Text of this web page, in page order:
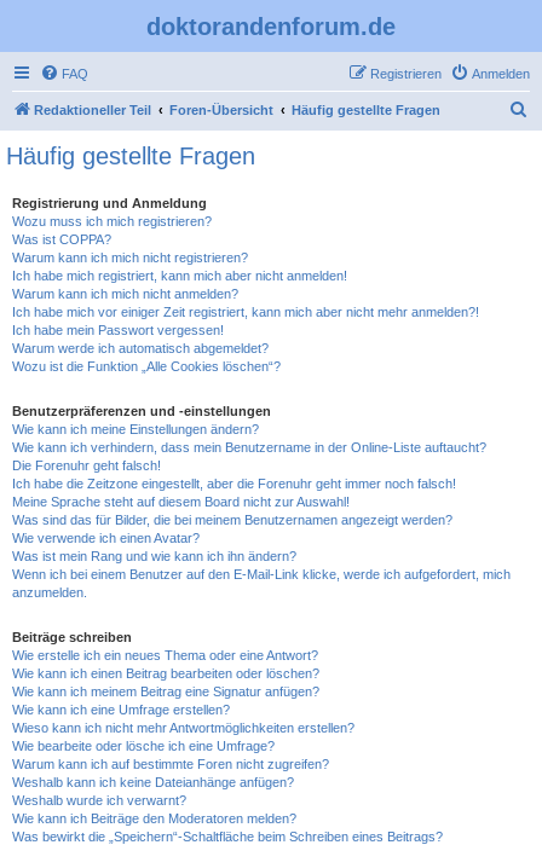
doktorandenforum.de
FAQ Anmelden
Registrieren
Redaktioneller Teil Foren-Übersicht Häufig gestellte Fragen
Häufig gestellte Fragen
Registrierung und Anmeldung
Wozu muss ich mich registrieren?
Was ist COPPA?
Warum kann ich mich nicht registrieren?
Ich habe mich registriert, kann mich aber nicht anmelden!
Warum kann ich mich nicht anmelden?
Ich habe mich vor einiger Zeit registriert, kann mich aber nicht mehr anmelden?!
Ich habe mein Passwort vergessen!
Warum werde ich automatisch abgemeldet?
Wozu ist die Funktion „Alle Cookies löschen“?
Benutzerpräferenzen und -einstellungen
Wie kann ich meine Einstellungen ändern?
Wie kann ich verhindern, dass mein Benutzername in der Online-Liste auftaucht?
Die Forenuhr geht falsch!
Ich habe die Zeitzone eingestellt, aber die Forenuhr geht immer noch falsch!
Meine Sprache steht auf diesem Board nicht zur Auswahl!
Was sind das für Bilder, die bei meinem Benutzernamen angezeigt werden?
Wie verwende ich einen Avatar?
Was ist mein Rang und wie kann ich ihn ändern?
Wenn ich bei einem Benutzer auf den E-Mail-Link klicke, werde ich aufgefordert, mich
anzumelden.
Beiträge schreiben
Wie erstelle ich ein neues Thema oder eine Antwort?
Wie kann ich einen Beitrag bearbeiten oder löschen?
Wie kann ich meinem Beitrag eine Signatur anfügen?
Wie kann ich eine Umfrage erstellen?
Wieso kann ich nicht mehr Antwortmöglichkeiten erstellen?
Wie bearbeite oder lösche ich eine Umfrage?
Warum kann ich auf bestimmte Foren nicht zugreifen?
Weshalb kann ich keine Dateianhänge anfügen?
Weshalb wurde ich verwarnt?
Wie kann ich Beiträge den Moderatoren melden?
Was bewirkt die „Speichern“-Schaltfläche beim Schreiben eines Beitrags?